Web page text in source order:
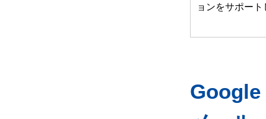
ョンをサポー
Google